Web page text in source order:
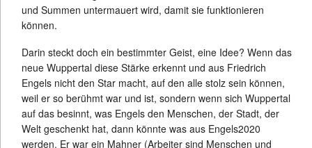
und Summen untermauert wird, damit sie funktionieren
können.
Darin steckt doch ein bestimmter Geist, eine Idee? Wenn das
neue Wuppertal diese Stärke erkennt und aus Friedrich
Engels nicht den Star macht, auf den alle stolz sein können,
weil er so berühmt war und ist, sondern wenn sich Wuppertal
auf das besinnt, was Engels den Menschen, der Stadt, der
Welt geschenkt hat, dann könnte was aus Engels2020
werden. Er war ein Mahner (Arbeiter sind Menschen und